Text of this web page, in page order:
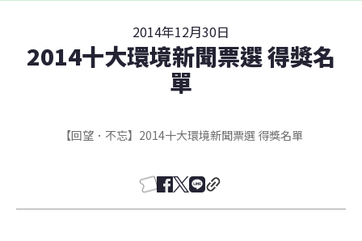
2014年12月30日
2014十大環境新聞票選 得獎名
單
【回望．不忘】2014十大環境新聞票選 得獎名單